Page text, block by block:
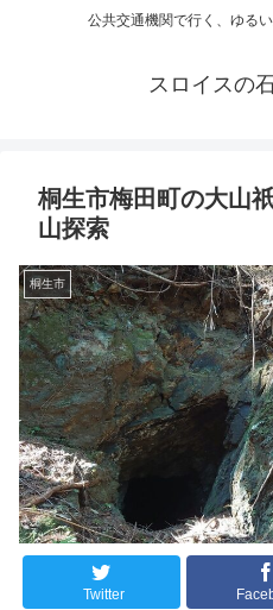
公共交通機関で行く、ゆる
スロイスの
桐生市梅田町の大山
山探索
桐生市
Twitter